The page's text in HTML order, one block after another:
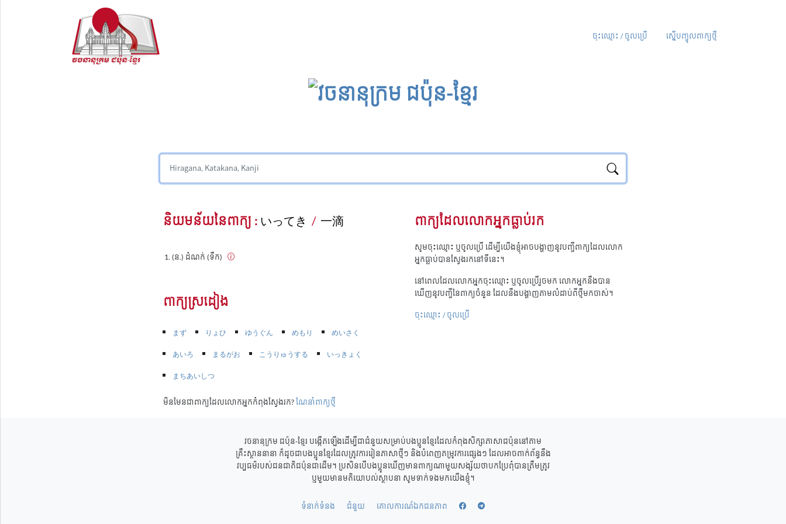
ចុះឈ្មោះ / ចូលប្រើ ស្នើបញ្ចូលពាក្យថ្មី
និយមន័យនៃពាក្យ :いってき / 一滴
(ន.) ដំណក់ (ទឹក)
ពាក្យស្រដៀង
まず りょひ ゆうぐん めもり
めいさく
あいろ
まるがお こうりゅうする
いっきょく
まちあいしつ
មិនមែនជាពាក្យដែលលោកអ្នកកំពុងស្វែងរក?ណែនាំពាក្យថ្មី
ពាក្យដែលលោកអ្នកធ្លាប់រក
សូមចុះឈ្មោះ ឬចូលប្រើ ដើម្បីយើងខ្ញុំអាចបង្ហាញនូវបញ្ជីពាក្យដែលលោក
អ្នកធ្លាប់បានស្វែងរកនៅទីនេះ។
នៅពេលដែលលោកអ្នកចុះឈ្មោះ ឬចូលប្រើរួចមក លោកអ្នកនឹងបាន
ឃើញនូវបញ្ជីនៃពាក្យចំនួន ដែលនឹងបង្ហាញតាមលំដាប់ពីថ្មីមកចាស់។
ចុះឈ្មោះ / ចូលប្រើ
វចនានុក្រម ជប៉ុន-ខ្មែរ បង្កើតឡើងដើម្បីជាជំនួយសម្រាប់បងប្អូនខ្មែរដែលកំពុងសិក្សាភាសាជប៉ុននៅតាម
គ្រឹះស្ថាននានា ក៏ដូចជាបងប្អូនខ្មែរដែលត្រូវការរៀនភាសាថ្មីៗ និងបំពេញតម្រូវការផ្សេងៗ ដែលអាចពាក់ព័ន្ធនឹង
វប្បធម៌របស់ជនជាតិជប៉ុនជាដើម។ ប្រសិនបើបងប្អូនឃើញមានពាក្យណាមួយសង្ស័យថាបកប្រែពុំបានត្រឹមត្រូវ
ឬមួយមានមតិយោបល់ស្ថាបនា សូមទាក់ទងមកយើងខ្ញុំ។
ទំនាក់ទំនង ជំនួយ គោលការណ៍ឯកជនភាព